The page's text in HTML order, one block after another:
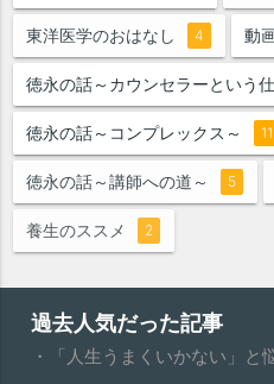
東洋医学のおはなし 4 動
徳永の話～カウンセラーという
徳永の話～コンプレックス～ 11
徳永の話～講師への道～ 5
養生のススメ 2
過去人気だった記事
・「人生うまくいかない」